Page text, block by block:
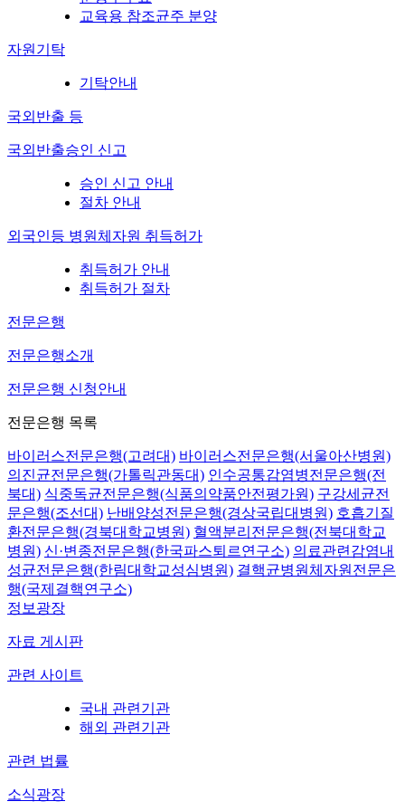
교육용 참조균주 분양
자원기탁
기탁안내
국외반출 등
국외반출승인 신고
승인 신고 안내
절차 안내
외국인등 병원체자원 취득허가
취득허가 안내
취득허가 절차
전문은행
전문은행소개
전문은행 신청안내
전문은행 목록
바이러스전문은행(고려대) 바이러스전문은행(서울아산병원)
의진균전문은행(가톨릭관동대) 인수공통감염병전문은행(전
북대) 식중독균전문은행(식품의약품안전평가원) 구강세균전
문은행(조선대) 난배양성전문은행(경상국립대병원) 호흡기질
환전문은행(경북대학교병원) 혈액분리전문은행(전북대학교
병원) 신·변종전문은행(한국파스퇴르연구소) 의료관련감염내
성균전문은행(한림대학교성심병원) 결핵균병원체자원전문은
행(국제결핵연구소)
정보광장
자료 게시판
관련 사이트
국내 관련기관
해외 관련기관
관련 법률
소식광장